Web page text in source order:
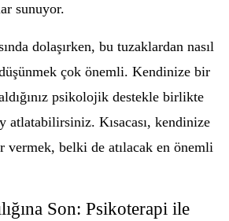
sunuyor.
dolaşırken, bu tuzaklardan nasıl
çok önemli. Kendinize bir
psikolojik destekle birlikte
atlatabilirsiniz. Kısacası, kendinize
vermek, belki de atılacak en önemli
Son: Psikoterapi ile